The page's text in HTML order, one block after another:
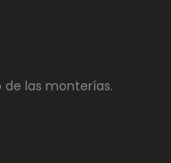
de las monterías.